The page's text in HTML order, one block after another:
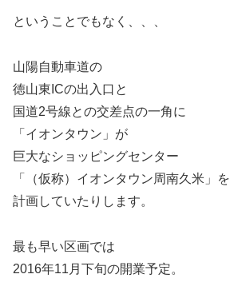
ということでもなく、、、
山陽自動車道の
徳山東ICの出入口と
国道2号線との交差点の一角に
「イオンタウン」が
巨大なショッピングセンター
「（仮称）イオンタウン周南久米」を
計画していたりします。
最も早い区画では
2016年11月下旬の開業予定。